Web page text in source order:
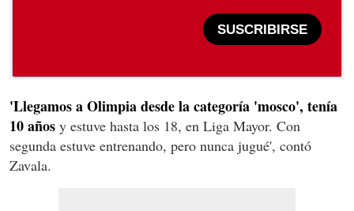
SUSCRIBIRSE
'Llegamos a Olimpia desde la categoría 'mosco', tenía
10 años y estuve hasta los 18, en Liga Mayor. Con
segunda estuve entrenando, pero nunca jugué', contó
Zavala.